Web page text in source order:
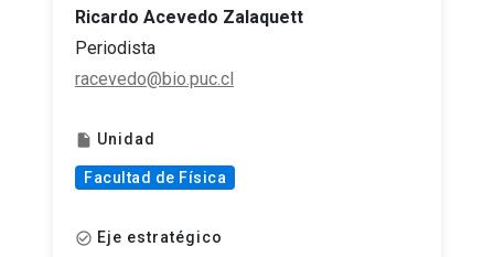
Ricardo Acevedo Zalaquett
Periodista
racevedo@bio.puc.cl
insert_drive_file Unidad
Facultad de Física
check_circle_outline Eje estratégico